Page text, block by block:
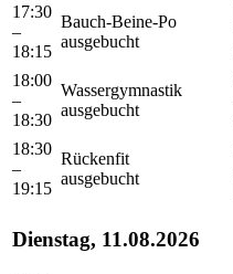
17:30
–
18:15
Bauch-Beine-Po
ausgebucht
18:00
–
18:30
Wassergymnastik
ausgebucht
18:30
–
19:15
Rückenfit
ausgebucht
Dienstag, 11.08.2026